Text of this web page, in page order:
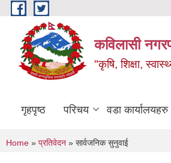
Skip to main content
कविलासी
"कृषि, शिक्षा,
गृहपृष्ठ परिचय वडा कार्यालयहरु
You are here
Home » प्रतिवेदन » सार्वजनिक सुनुवाई